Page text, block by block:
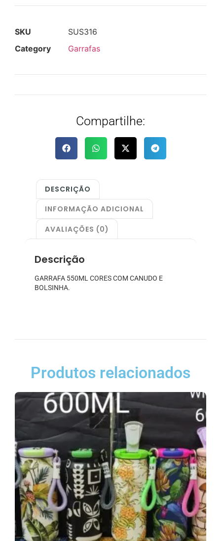
SKU
SUS316
Category
Garrafas
Compartilhe:
DESCRIÇÃO
INFORMAÇÃO ADICIONAL
AVALIAÇÕES (0)
Descrição
GARRAFA 550ML CORES COM CANUDO E
BOLSINHA.
Produtos relacionados